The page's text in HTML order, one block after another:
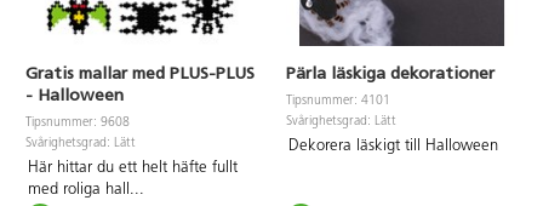
Gratis mallar med PLUS-PLUS
- Halloween
Tipsnummer: 9608
Svårighetsgrad: Lätt
Här hittar du ett helt häfte fullt
med roliga hall ...
Pärla läskiga dekorationer
Tipsnummer: 4101
Svårighetsgrad: Lätt
Dekorera läskigt till Halloween